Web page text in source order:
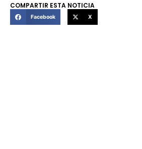
COMPARTIR ESTA NOTICIA
Facebook X